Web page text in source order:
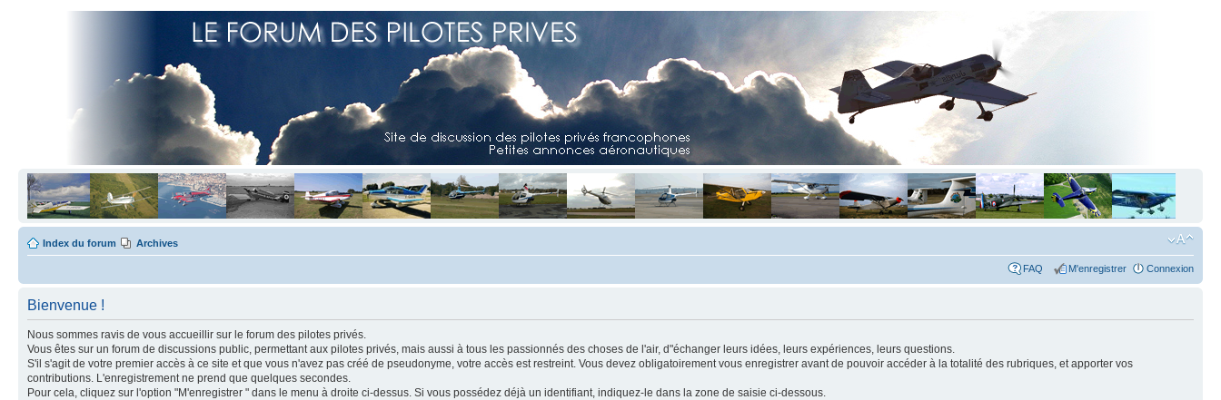
Index du forum Archives
FAQ M'enregistrer Connexion
Bienvenue !
Nous sommes ravis de vous accueillir sur le forum des pilotes privés.
Vous êtes sur un forum de discussions public, permettant aux pilotes privés, mais aussi à tous les passionnés des choses de l'air, d"échanger leurs idées, leurs expériences, leurs questions.
S'il s'agit de votre premier accès à ce site et que vous n'avez pas créé de pseudonyme, votre accès est restreint. Vous devez obligatoirement vous enregistrer avant de pouvoir accéder à la totalité des rubriques, et apporter vos
contributions. L'enregistrement ne prend que quelques secondes.
Pour cela, cliquez sur l'option "M'enregistrer " dans le menu à droite ci-dessus. Si vous possédez déjà un identifiant, indiquez-le dans la zone de saisie ci-dessous.